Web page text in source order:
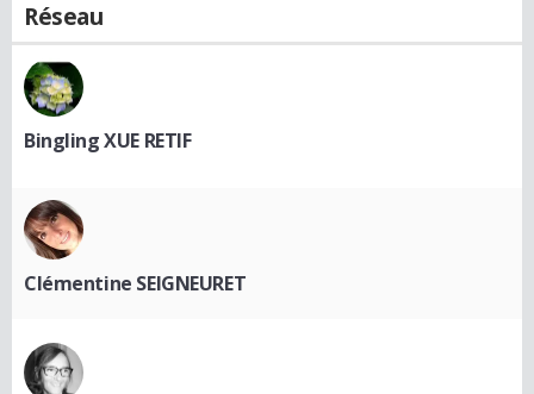
Réseau
Bingling XUE RETIF
Clémentine SEIGNEURET